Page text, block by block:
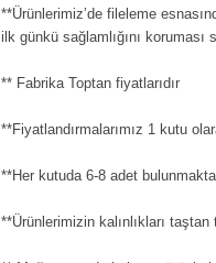
**Ürünlerimiz’de fileleme
ilk günkü sağlamlığını koruması
** Fabrika Toptan fiyatlarıdır
**Fiyatlandırmalarımız 1 kutu
**Her kutuda 6-8 adet
**Ürünlerimizin kalınlıkları